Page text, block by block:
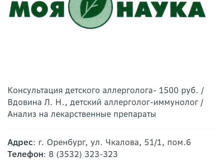
Консультация детского аллерголога- 1500 руб. /
Вдовина Л. Н., детский аллерголог-иммунолог /
Анализ на лекарственные препараты
Адрес: г. Оренбург, ул. Чкалова, 51/1, пом.6
Телефон: 8 (3532) 323-323